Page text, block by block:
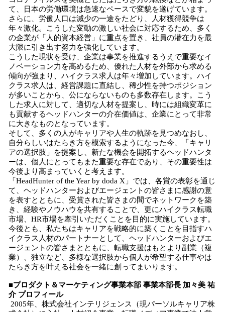
て、日本の労働環境は急速なペースで変貌を遂げています。
さらに、労働人口は減少の一途をたどり、人材獲得競争は
年々激化。こうした変動の激しい社会に対応するため、多く
の企業が「人的資本経営」に重点を置き、社員の潜在力を最
大限に引き出す努力を強化しています。
こうした現状を受け、企業は事業を推進するうえで重要なイ
ノベーション力を高めるため、優れた人材を外部から求める
傾向が強まり、ハイクラス求人は年々増加しています。ハイ
クラス求人は、経営課題に直結し、稀少性を持つポジション
が多いことから、公にならないものも多数存在します。こう
した求人に対して、適切な人材を提案し、時には組織変革に
も貢献するヘッドハンターの介在価値は、企業にとって非常
に大きなものとなっています。
そして、多くの人がキャリアや人生の軌跡を見つめなおし、
自分らしいはたらき方を模索するようになった今、「キャリ
アの選択肢」を提案し、新たな機会を開拓するヘッドハンタ
ーは、個人にとってもまた重要な存在であり、その重要性は
今後より高まっていくと考えます。
「HeadHunter of the Year by doda X」では、各賞の表彰を通じ
て、ヘッドハンターおよびエージェントの皆さまに感謝の意
を表すとともに、受賞された皆さまの間でネットワークを築
き、経験やノウハウを共有することで、更にハイクラス転職
市場、HR市場を牽引いただくことを目的に実施しています。
今後とも、私たちはキャリアを戦略的に築くことを目指すハ
イクラス人材のパートナーとして、ヘッドハンターおよびエ
ージェントの皆さまとともに、転職支援はもとより副業（複
業）、独立など、多様な選択肢から個人が希望する仕事やは
たらき方を叶える社会を一緒に創ってまいります。
■プロダクト＆マーケティング事業本部 事業本部長 加々美 祐
介 プロフィール
2005年、株式会社インテリジェンス（現パーソルキャリア株